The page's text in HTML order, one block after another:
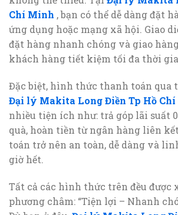
Chí Minh , bạn có thể dễ dàng đặt
ứng dụng hoặc mạng xã hội. Giao
đặt hàng nhanh chóng và giao
khách hàng tiết kiệm tối đa thời
Đặc biệt, hình thức thanh toán qua
Đại lý Makita Long Điền Tp Hồ
nhiều tiện ích như: trả góp lãi suất
quà, hoàn tiền từ ngân hàng liên
toán trở nên an toàn, dễ dàng và
giờ hết.
Tất cả các hình thức trên đều được
phương châm: “Tiện lợi – Nhanh